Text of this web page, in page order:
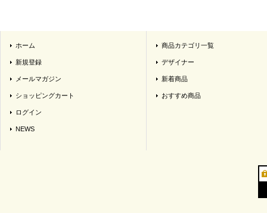
ホーム
新規登録
メールマガジン
ショッピングカート
ログイン
NEWS
商品カテゴリ一覧
デザイナー
新着商品
おすすめ商品